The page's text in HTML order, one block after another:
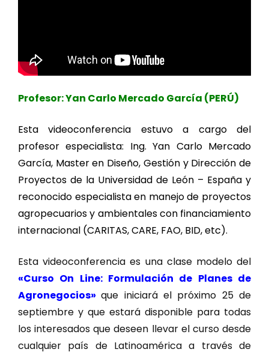
Profesor: Yan Carlo Mercado García (PERÚ)
Esta videoconferencia estuvo a cargo del
profesor especialista: Ing. Yan Carlo Mercado
García, Master en Diseño, Gestión y Dirección de
Proyectos de la Universidad de León – España y
reconocido especialista en manejo de proyectos
agropecuarios y ambientales con financiamiento
internacional (CARITAS, CARE, FAO, BID, etc).
Esta videoconferencia es una clase modelo del
«Curso On Line: Formulación de Planes de
Agronegocios» que iniciará el próximo 25 de
septiembre y que estará disponible para todas
los interesados que deseen llevar el curso desde
cualquier país de Latinoamérica a través de